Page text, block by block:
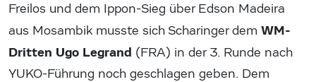
Freilos und dem Ippon-Sieg über Edson Madeira
aus Mosambik musste sich Scharinger dem WM-
Dritten Ugo Legrand (FRA) in der 3. Runde nach
YUKO-Führung noch geschlagen geben. Dem